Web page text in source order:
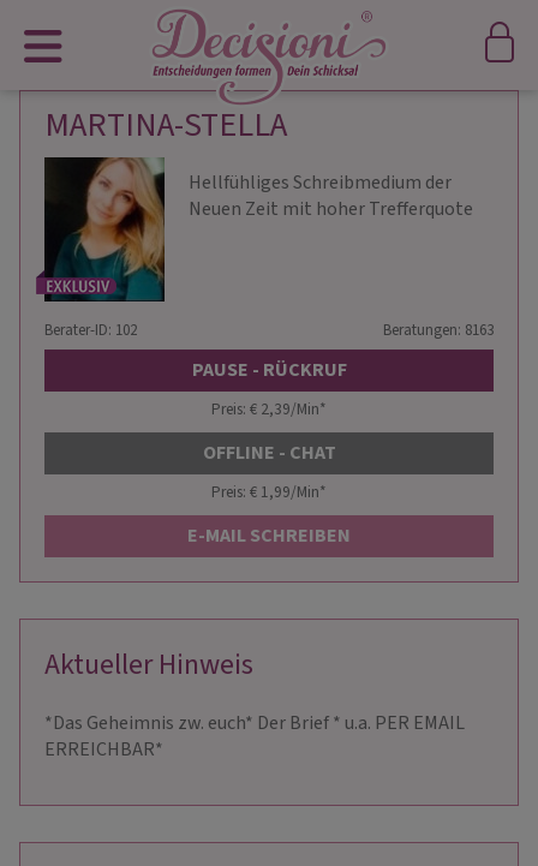
MARTINA-STELLA
Hellfühliges Schreibmedium der
Neuen Zeit mit hoher Trefferquote
Berater-ID: 102 Beratungen: 8163
PAUSE - RÜCKRUF
Preis: € 2,39/Min*
OFFLINE - CHAT
Preis: € 1,99/Min*
E-MAIL SCHREIBEN
Aktueller Hinweis
*Das Geheimnis zw. euch* Der Brief * u.a. PER EMAIL
ERREICHBAR*